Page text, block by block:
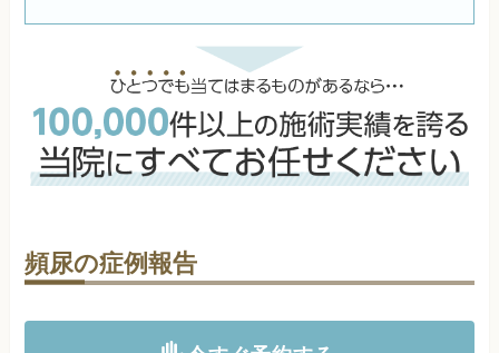
頻尿の症例報告